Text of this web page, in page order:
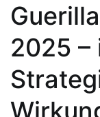
2025 –